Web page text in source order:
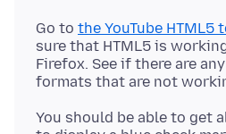
Go to the YouTube HTML5
sure that HTML5 is
Firefox. See if there are
You should be able to get